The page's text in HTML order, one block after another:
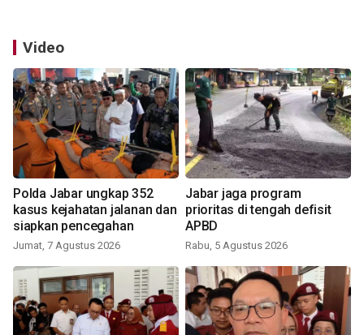
Video
Polda Jabar ungkap 352
kasus kejahatan jalanan dan
siapkan pencegahan
Jumat, 7 Agustus 2026
Jabar jaga program
prioritas di tengah defisit
APBD
Rabu, 5 Agustus 2026